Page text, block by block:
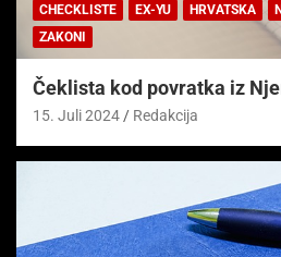
CHECKLISTE EX-YU HRVATSKA
ZAKONI
Čeklista kod povratka iz
15. Juli 2024 Redakcija